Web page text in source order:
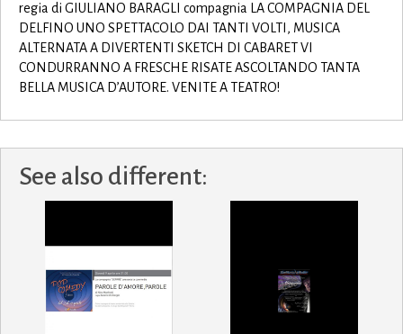
regia di GIULIANO BARAGLI compagnia LA COMPAGNIA DEL
DELFINO UNO SPETTACOLO DAI TANTI VOLTI, MUSICA
ALTERNATA A DIVERTENTI SKETCH DI CABARET VI
CONDURRANNO A FRESCHE RISATE ASCOLTANDO TANTA
BELLA MUSICA D’AUTORE. VENITE A TEATRO!
See also different: